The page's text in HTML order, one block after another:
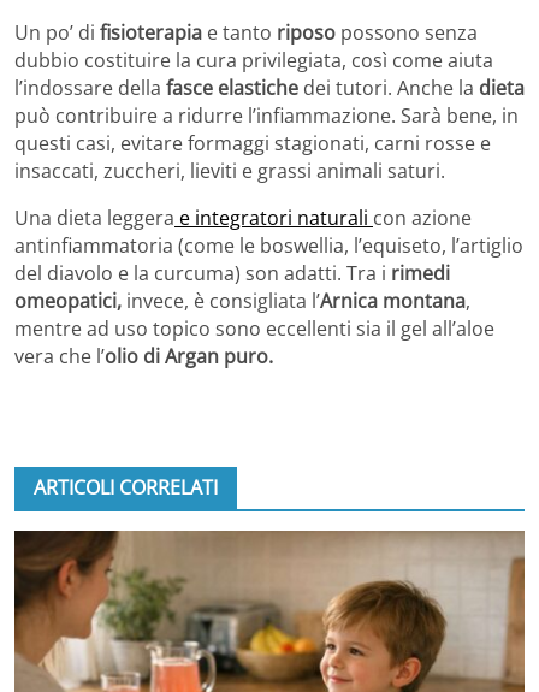
Un po’ di fisioterapia e tanto riposo possono senza
dubbio costituire la cura privilegiata, così come aiuta
l’indossare della fasce elastiche dei tutori. Anche la dieta
può contribuire a ridurre l’infiammazione. Sarà bene, in
questi casi, evitare formaggi stagionati, carni rosse e
insaccati, zuccheri, lieviti e grassi animali saturi.
Una dieta leggera e integratori naturali con azione
antinfiammatoria (come le boswellia, l’equiseto, l’artiglio
del diavolo e la curcuma) son adatti. Tra i rimedi
omeopatici, invece, è consigliata l’Arnica montana,
mentre ad uso topico sono eccellenti sia il gel all’aloe
vera che l’olio di Argan puro.
ARTICOLI CORRELATI